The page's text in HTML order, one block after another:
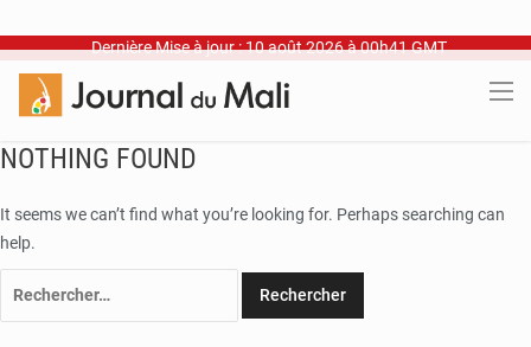
Dernière Mise à jour : 10 août 2026 à 00h41 GMT
NOTHING FOUND
It seems we can’t find what you’re looking for. Perhaps searching can
help.